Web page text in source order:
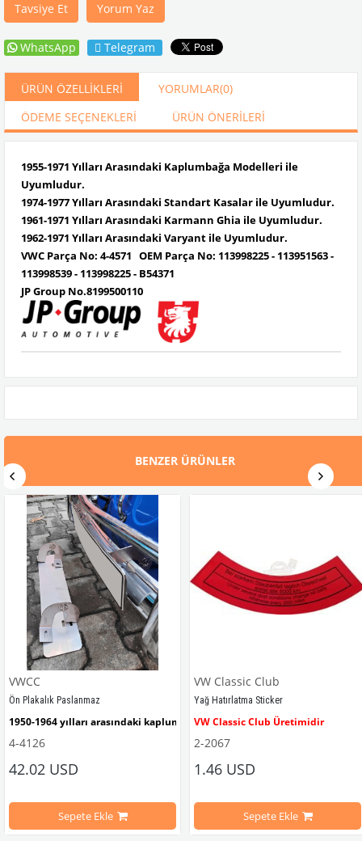
Tavsiye Et Yorum Yaz
WhatsApp Telegram
ÜRÜN ÖZELLIKLERI YORUMLAR(0)
ÖDEME SEÇENEKLERI
ÜRÜN ÖNERILERI
1955-1971 Yılları Arasındaki Kaplumbağa Modelleri ile
Uyumludur.
1974-1977 Yılları Arasındaki Standart Kasalar ile Uyumludur.
1961-1971 Yılları Arasındaki Karmann Ghia ile Uyumludur.
1962-1971 Yılları Arasındaki Varyant ile Uyumludur.
VWC Parça No: 4-4571 OEM Parça No: 113998225 - 113951563 -
113998539 - 113998225 - B54371
JP Group No.8199500110
BENZER ÜRÜNLER
VWCC
Ön Plakalık Paslanmaz
1950-1964 yılları arasındaki kaplumbağa modelleri ile uyumludur.
4-4126
42.02 USD
Sepete Ekle
VW Classic Club
Yağ Hatırlatma Sticker
VW Classic Club Üretimidir
2-2067
1.46 USD
Sepete Ekle